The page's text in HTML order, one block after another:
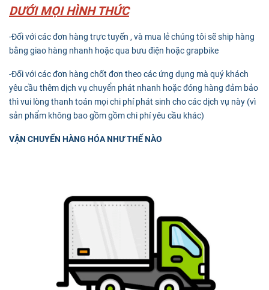
DƯỚI MỌI HÌNH THỨC
-Đối với các đơn hàng trực tuyến , và mua lẻ chúng tôi sẽ ship hàng
bằng giao hàng nhanh hoặc qua bưu điện hoặc grapbike
-Đối với các đơn hàng chốt đơn theo các ứng dụng mà quý khách
yêu cầu thêm dịch vụ chuyển phát nhanh hoặc đóng hàng đảm bảo
thì vui lòng thanh toán mọi chi phí phát sinh cho các dịch vụ này (vì
sản phẩm không bao gồm gồm chi phí yêu cầu khác)
VẬN CHUYỂN HÀNG HÓA NHƯ THẾ NÀO